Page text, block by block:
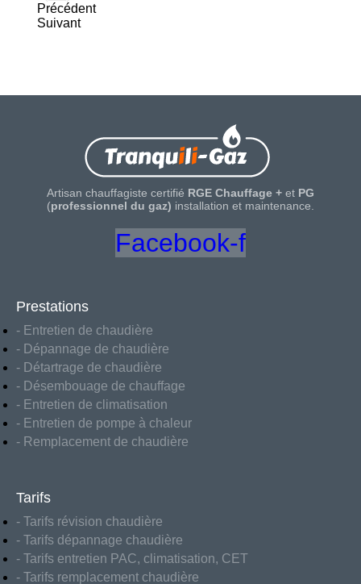
Précédent
Suivant
Artisan chauffagiste certifié RGE Chauffage + et PG
(professionnel du gaz) installation et maintenance.
Facebook-f
Prestations
- Entretien de chaudière
- Dépannage de chaudière
- Détartrage de chaudière
- Désembouage de chauffage
- Entretien de climatisation
- Entretien de pompe à chaleur
- Remplacement de chaudière
Tarifs
- Tarifs révision chaudière
- Tarifs dépannage chaudière
- Tarifs entretien PAC, climatisation, CET
- Tarifs remplacement chaudière